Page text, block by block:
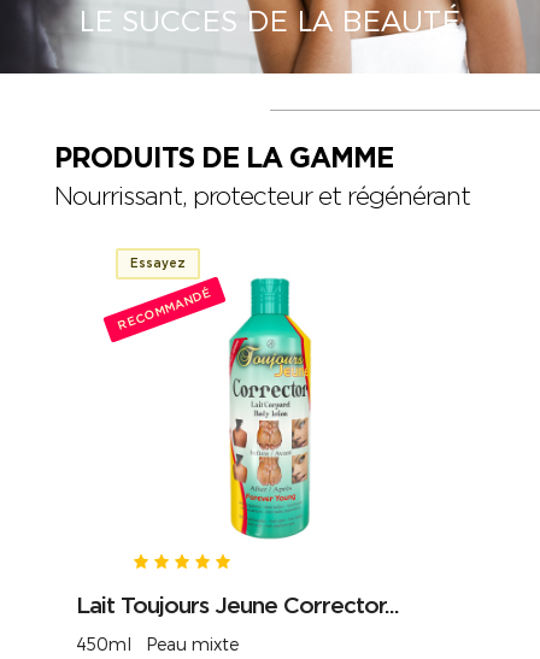
LE SUCCES DE LA BEAUTÉ
PRODUITS DE LA GAMME
Nourrissant, protecteur et régénérant
Essayez
RECOMMANDÉ
Lait Toujours Jeune Corrector...
450ml Peau mixte